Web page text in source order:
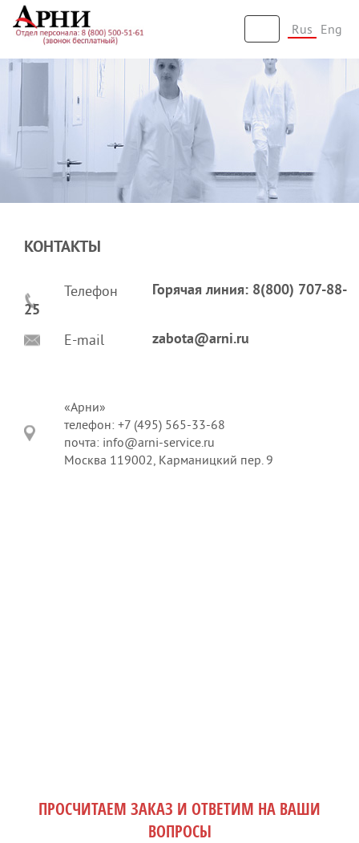
Rus Eng
КОНТАКТЫ
Телефон
Горячая линия: 8(800) 707-88-
25
E-mail
zabota@arni.ru
«Арни»
телефон: +7 (495) 565-33-68
почта: info@arni-service.ru
Москва 119002, Карманицкий пер. 9
ПРОСЧИТАЕМ ЗАКАЗ И ОТВЕТИМ НА ВАШИ
ВОПРОСЫ